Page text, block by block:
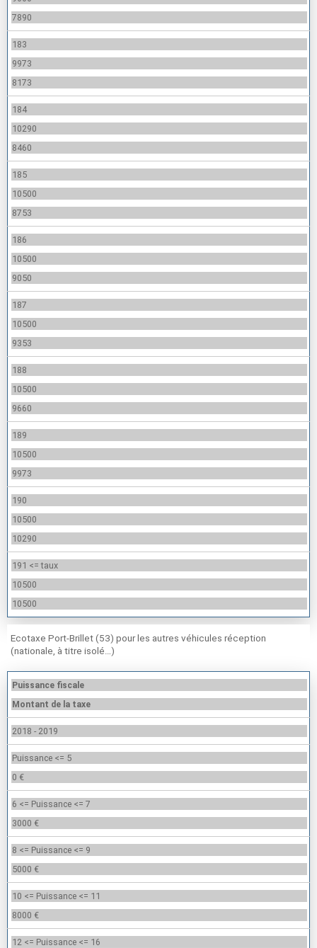
7890
183
9973
8173
184
10290
8460
185
10500
8753
186
10500
9050
187
10500
9353
188
10500
9660
189
10500
9973
190
10500
10290
191 <= taux
10500
10500
Ecotaxe Port-Brillet (53) pour les autres véhicules réception
(nationale, à titre isolé…)
Puissance fiscale
Montant de la taxe
2018 - 2019
Puissance <= 5
0 €
6 <= Puissance <= 7
3000 €
8 <= Puissance <= 9
5000 €
10 <= Puissance <= 11
8000 €
12 <= Puissance <= 16